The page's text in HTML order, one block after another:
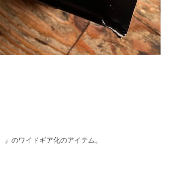
のワイドギア化のアイテム。